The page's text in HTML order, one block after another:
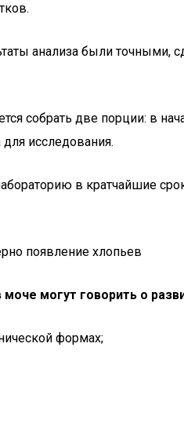
анализа были точными,
собрать две порции: в
исследования.
в кратчайшие
появление хлопьев
моче могут говорить о
формах;